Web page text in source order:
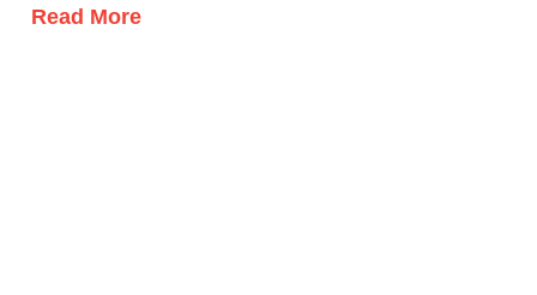
Read More